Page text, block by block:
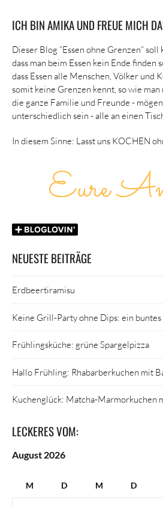
ICH BIN AMIKA UND FREUE MICH
Dieser Blog “Essen ohne Grenzen” soll
dass man beim Essen kein Ende finden
dass Essen alle Menschen, Völker und
somit keine Grenzen kennt, so wie
die ganze Familie und Freunde -
unterschiedlich sein - alle an einen
In diesem Sinne: Lasst uns KOCHEN
NEUESTE BEITRÄGE
Erdbeertiramisu
Keine Grill-Party ohne Dips: ein
Frühlingsküche: grüne Spargelpizza
Hallo Frühling: Rhabarberkuchen mit
Kuchenglück: Matcha-Marmorkuchen
LECKERES VOM:
August 2026
M D M D